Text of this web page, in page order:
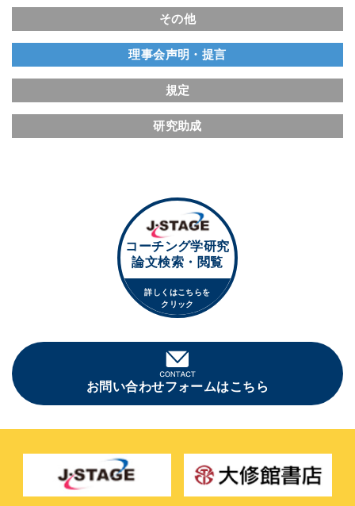
その他
理事会声明・提言
規定
研究助成
コーチング学研究
論文検索・閲覧
詳しくはこちらを
クリック
お問い合わせフォームはこちら